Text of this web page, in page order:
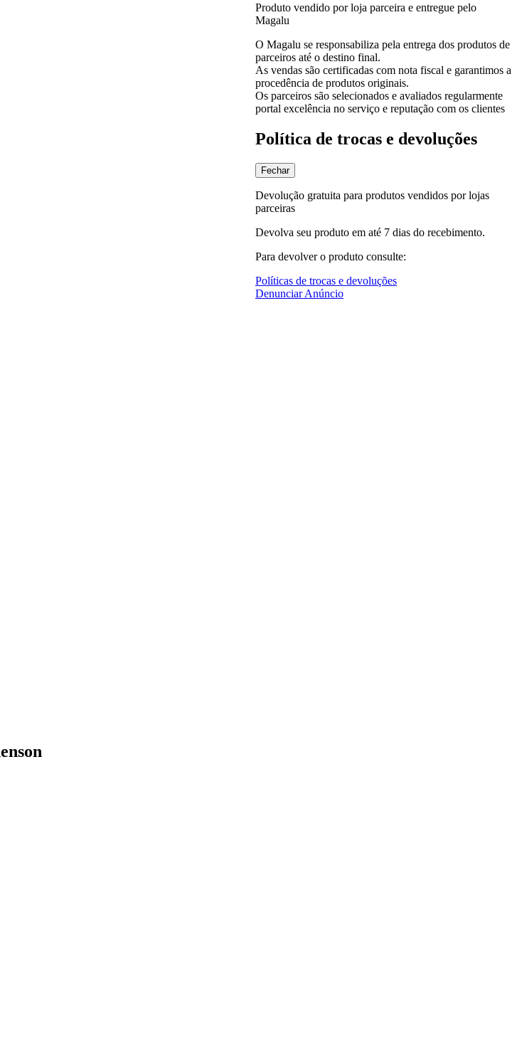
Produto vendido por loja parceira e entregue pelo
Magalu
O Magalu se responsabiliza pela entrega dos produtos de
parceiros até o destino final.
As vendas são certificadas com nota fiscal e garantimos a
procedência de produtos originais.
Os parceiros são selecionados e avaliados regularmente
portal excelência no serviço e reputação com os clientes
Política de trocas e devoluções
Fechar
Devolução gratuita para produtos vendidos por lojas
parceiras
Devolva seu produto em até 7 dias do recebimento.
Para devolver o produto consulte:
Políticas de trocas e devoluções
Denunciar Anúncio